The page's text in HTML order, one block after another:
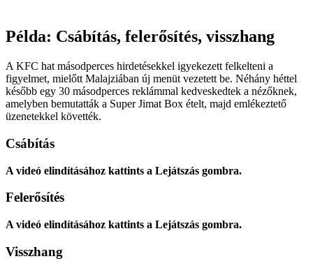
Példa: Csábítás, felerősítés, visszhang
A KFC hat másodperces hirdetésekkel igyekezett felkelteni a
figyelmet, mielőtt Malajziában új menüt vezetett be. Néhány héttel
később egy 30 másodperces reklámmal kedveskedtek a nézőknek,
amelyben bemutatták a Super Jimat Box ételt, majd emlékeztető
üzenetekkel követték.
Csábítás
A videó elindításához kattints a Lejátszás gombra.
Felerősítés
A videó elindításához kattints a Lejátszás gombra.
Visszhang